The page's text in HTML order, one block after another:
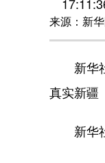
来源：新华
新华社
真实新疆
新华社